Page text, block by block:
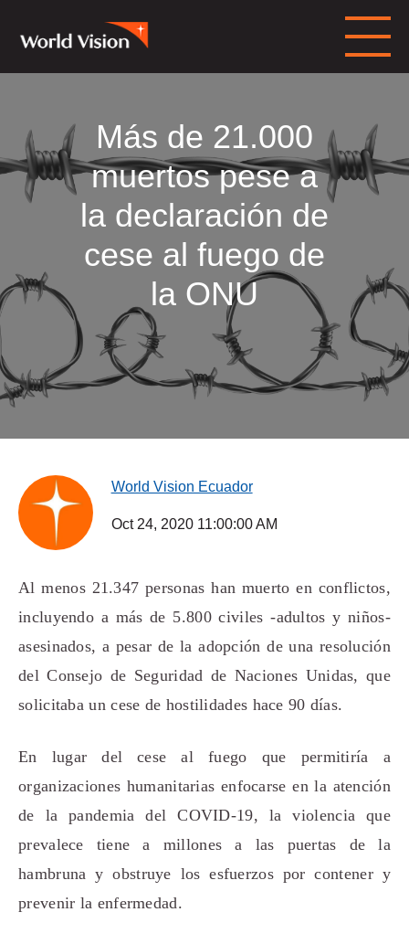
Más de 21.000
muertos pese a
la declaración de
cese al fuego de
la ONU
World Vision Ecuador
Oct 24, 2020 11:00:00 AM
Al menos 21.347 personas han muerto en conflictos,
incluyendo a más de 5.800 civiles -adultos y niños-
asesinados, a pesar de la adopción de una resolución
del Consejo de Seguridad de Naciones Unidas, que
solicitaba un cese de hostilidades hace 90 días.
En lugar del cese al fuego que permitiría a
organizaciones humanitarias enfocarse en la atención
de la pandemia del COVID-19, la violencia que
prevalece tiene a millones a las puertas de la
hambruna y obstruye los esfuerzos por contener y
prevenir la enfermedad.